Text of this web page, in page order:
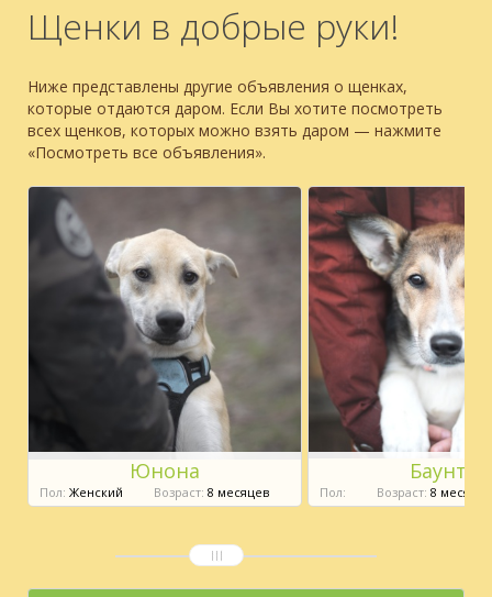
Щенки в добрые руки!
Ниже представлены другие объявления о щенках,
которые отдаются даром. Если Вы хотите посмотреть
всех щенков, которых можно взять даром — нажмите
«Посмотреть все объявления».
Юнона
Пол: Женский Возраст: 8 месяцев
Баунти
Пол: Возраст: 8 месяцев